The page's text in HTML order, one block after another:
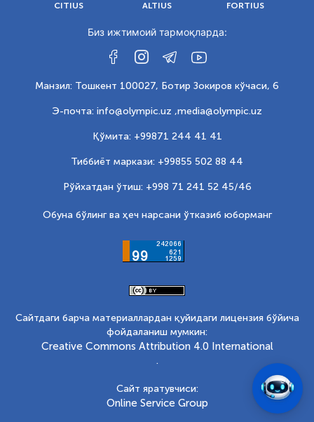
CITIUS ALTIUS FORTIUS
Биз ижтимоий тармоқларда:
Манзил: Тошкент 100027, Ботир Зокиров кўчаси, 6
Э-почта: info@olympic.uz ,media@olympic.uz
Қўмита: +99871 244 41 41
Тиббиёт маркази: +99855 502 88 44
Рўйхатдан ўтиш: +998 71 241 52 45/46
Обуна бўлинг ва ҳеч нарсани ўтказиб юборманг
Сайтдаги барча материаллардан қуйидаги лицензия бўйича
фойдаланиш мумкин:
Creative Commons Attribution 4.0 International
.
Сайт яратувчиси:
Online Service Group